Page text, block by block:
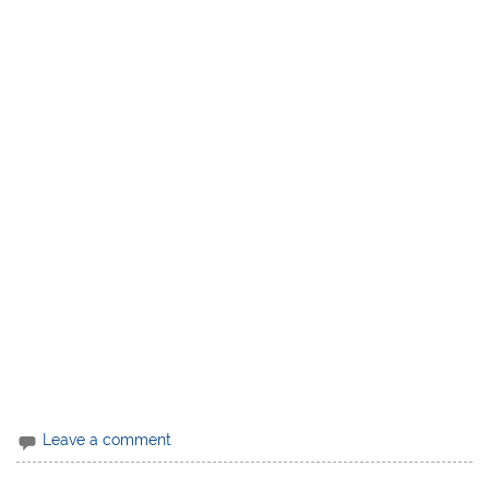
Leave a comment